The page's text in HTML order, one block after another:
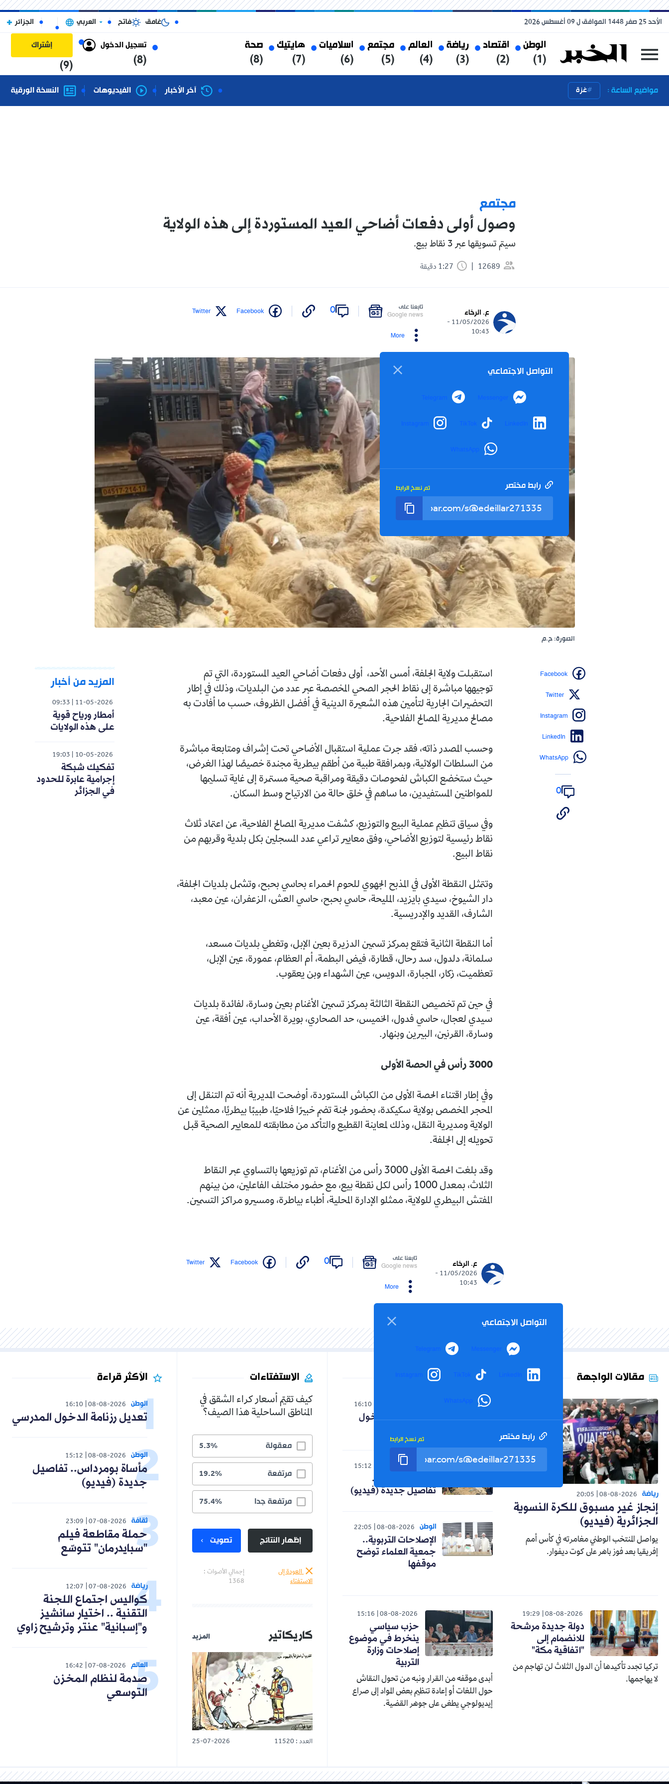
الوطن
(1)
اقتصاد
(2)
رياضة
(3)
العالم
(4)
مجتمع
(5)
اسلاميات
(6)
هايتيك
(7)
صحة
(8)
تسجيل الدخول
(8)
إشتراك
(9)
الأحد 25 صفر 1448 الموافق ل 09 أغسطس 2026 غامق فاتح العربي الجزائر
مواضيع الساعة : غزة آخر الأخبار الفيديوهات النسخة الورقية
مجتمع
وصول أولى دفعات أضاحي العيد المستوردة إلى هذه الولاية
سيتم تسويقها عبر 3 نقاط بيع.
12689
ع. الرخاء
11/05/2026 -
10:43
تابعنا على
Google news
0
Facebook
Twitter
More
التواصل الاجتماعي
Messenger
Telegram
LinkedIn
TikTok
Instagram
WhatsApp
رابط مختصر تم نسخ الرابط
الصورة: ح.م
استقبلت ولاية الجلفة، أمس الأحد، أولى دفعات أضاحي العيد المستوردة، التي تم
توجيهها مباشرة إلى نقاط الحجر الصحي المخصصة عبر عدد من البلديات، وذلك في إطار
التحضيرات الجارية لتأمين هذه الشعيرة الدينية في أفضل الظروف، حسب ما أفادت به
مصالح مديرية المصالح الفلاحية.
وحسب المصدر ذاته، فقد جرت عملية استقبال الأضاحي تحت إشراف ومتابعة مباشرة
من السلطات الولائية، وبمرافقة طبية من أطقم بيطرية مجندة خصيصًا لهذا الغرض،
حيث ستخضع الكباش لفحوصات دقيقة ومراقبة صحية مستمرة إلى غاية تسليمها
للمواطنين المستفيدين، ما ساهم في خلق حالة من الارتياح وسط السكان.
وفي سياق تنظيم عملية البيع والتوزيع، كشفت مديرية المصالح الفلاحية، عن اعتماد ثلاث
نقاط رئيسية لتوزيع الأضاحي، وفق معايير تراعي عدد المسجلين بكل بلدية وقربهم من
نقاط البيع.
وتتمثل النقطة الأولى في المذبح الجهوي للحوم الحمراء بحاسي بحبح، وتشمل بلديات الجلفة،
دار الشيوخ، سيدي بايزيد، المليحة، حاسي بحبح، حاسي العش، الزعفران، عين معبد،
الشارف، القديد والإدريسية.
أما النقطة الثانية فتقع بمركز تسمين الدزيرة بعين الإبل، وتغطي بلديات مسعد،
سلمانة، دلدول، سد رحال، قطارة، فيض البطمة، أم العظام، عمورة، عين الإبل،
تعظميت، زكار، المجبارة، الدويس، عين الشهداء وبن يعقوب.
في حين تم تخصيص النقطة الثالثة بمركز تسمين الأغنام بعين وسارة، لفائدة بلديات
سيدي لعجال، حاسي فدول، الخميس، حد الصحاري، بويرة الأحداب، عين أفقة، عين
وسارة، القرنين، البيرين وبنهار.
3000 رأس في الحصة الأولى
وفي إطار اقتناء الحصة الأولى من الكباش المستوردة، أوضحت المديرية أنه تم التنقل إلى
المحجر المخصص بولاية سكيكدة، بحضور لجنة تضم خبيرًا فلاحيًا، طبيبًا بيطريًا، ممثلين عن
الولاية ومديرية النقل، وذلك لمعاينة القطيع والتأكد من مطابقته للمعايير الصحية قبل
تحويله إلى الجلفة.
وقد بلغت الحصة الأولى 3000 رأس من الأغنام، تم توزيعها بالتساوي عبر النقاط
الثلاث، بمعدل 1000 رأس لكل نقطة بيع، مع حضور مختلف الفاعلين، من بينهم
المفتش البيطري للولاية، ممثلو الإدارة المحلية، أطباء بياطرة، ومسيرو مراكز التسمين.
Facebook
Twitter
Instagram
LinkedIn
WhatsApp
0
المزيد من أخبار
11-05-2026
09:33
أمطار ورياح قوية
على هذه الولايات
10-05-2026
19:03
تفكيك شبكة
إجرامية عابرة للحدود
في الجزائر
ع. الرخاء
11/05/2026 -
10:43
تابعنا على
Google news
0
Facebook
Twitter
More
التواصل الاجتماعي
Messenger
Telegram
LinkedIn
TikTok
Instagram
WhatsApp
رابط مختصر تم نسخ الرابط
مقالات الواجهة
رياضة 08-08-2026
20:05
إنجاز غير مسبوق للكرة النسوية
الجزائرية (فيديو)
يواصل المنتخب الوطني مغامرته في كأس أمم
إفريقيا بعد فوز باهر على كوت ديفوار.
16:10
تعديل رزنامة الدخول
الوطن 08-08-2026
15:12
مأساة بومرداس..
تفاصيل جديدة (فيديو)
الوطن 08-08-2026
22:05
الإصلاحات التربوية..
جمعية العلماء توضح
موقفها
08-08-2026
19:29
دولة جديدة مرشحة
للانضمام إلى
"اتفاقية مكة"
تركيا تجدد تأكيدها أن الدول الثلاث لن تهاجم من
لا يهاجمها.
08-08-2026
15:16
حزب سياسي
ينخرط في موضوع
إصلاحات وزارة
التربية
أبدى موقفه من القرار ونبه من تحول النقاش
حول اللغات أو إعادة تنظيم بعض المواد إلى صراع
إيديولوجي يطغى على جوهر القضية.
الاستفتاءات
كيف تقيّم أسعار كراء الشقق في
المناطق الساحلية هذا الصيف؟
معقولة 5.3%
مرتفعة 19.2%
مرتفعة جدا 75.4%
إظهار النتائج تصويت
العودة إلى
الاستفتاء
إجمالي الأصوات :
1368
كاريكاتير المزيد
العدد : 11520 25-07-2026
الأكثر قراءة
الوطن 08-08-2026
16:10
تعديل رزنامة الدخول المدرسي
الوطن 08-08-2026
15:12
مأساة بومرداس.. تفاصيل
جديدة (فيديو)
ثقافة 07-08-2026
23:09
حملة مقاطعة فيلم
"سبايدرمان" تتوسّع
رياضة 07-08-2026
12:07
كواليس اجتماع اللجنة
التقنية .. اختيار سانشيز
و"إسبانية" عنتر وترشيح زاوي
العالم 07-08-2026
16:42
صدمة لنظام المخزن
التوسعي